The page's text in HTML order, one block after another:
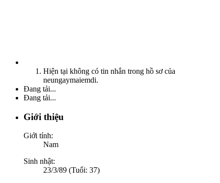
Hiện tại không có tin nhắn trong hồ sơ của
neungaymaiemdi.
Đang tải...
Đang tải...
Giới thiệu
Giới tính:
Nam
Sinh nhật:
23/3/89 (Tuổi: 37)